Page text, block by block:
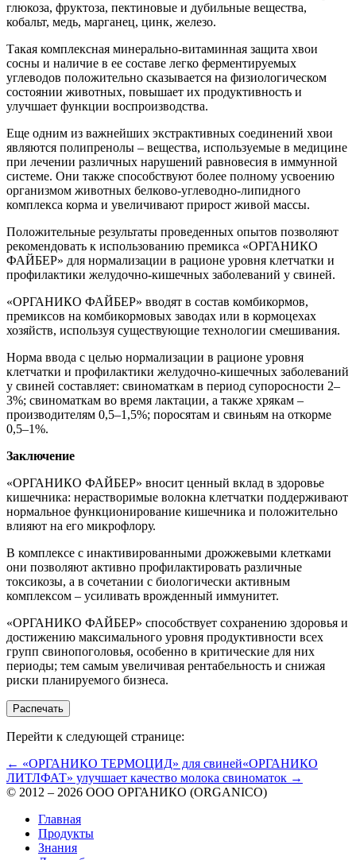
глюкоза, фруктоза, пектиновые и дубильные вещества,
кобальт, медь, марганец, цинк, железо.
Такая комплексная минерально-витаминная защита хвои
сосны и наличие в ее составе легко ферментируемых
углеводов положительно сказывается на физиологическом
состоянии животных, повышает их продуктивность и
улучшает функции воспроизводства.
Еще одним из важнейших экстрактивных соединений хвои
являются полипренолы – вещества, используемые в медицине
при лечении различных нарушений равновесия в иммунной
системе. Они также способствуют более полному усвоению
организмом животных белково-углеводно-липидного
комплекса корма и увеличивают прирост живой массы.
Положительные результаты проведенных опытов позволяют
рекомендовать к использованию премикса «ОРГАНИКО
ФАЙБЕР» для нормализации в рационе уровня клетчатки и
профилактики желудочно-кишечных заболеваний у свиней.
«ОРГАНИКО ФАЙБЕР» вводят в состав комбикормов,
премиксов на комбикормовых заводах или в кормоцехах
хозяйств, используя существующие технологии смешивания.
Норма ввода с целью нормализации в рационе уровня
клетчатки и профилактики желудочно-кишечных заболеваний
у свиней составляет: свиноматкам в период супоросности 2–
3%; свиноматкам во время лактации, а также хрякам –
производителям 0,5–1,5%; поросятам и свиньям на откорме
0,5–1%.
Заключение
«ОРГАНИКО ФАЙБЕР» вносит ценный вклад в здоровье
кишечника: нерастворимые волокна клетчатки поддерживают
нормальное функционирование кишечника и положительно
влияют на его микрофлору.
В комплексе с инактивированными дрожжевыми клетками
они позволяют активно профилактировать различные
токсикозы, а в сочетании с биологически активным
комплексом – усиливать врожденный иммунитет.
«ОРГАНИКО ФАЙБЕР» способствует сохранению здоровья и
достижению максимального уровня продуктивности всех
групп свинопоголовья, особенно в критические для них
периоды; тем самым увеличивая рентабельность и снижая
риски планируемого бизнеса.
Распечать
Перейти к следующей странице:
← «ОРГАНИКО ТЕРМОЦИД» для свиней«ОРГАНИКО
ЛИТЛФАТ» улучшает качество молока свиноматок →
© 2012 – 2026 ООО ОРГАНИКО (ORGANICO)
Главная
Продукты
Знания